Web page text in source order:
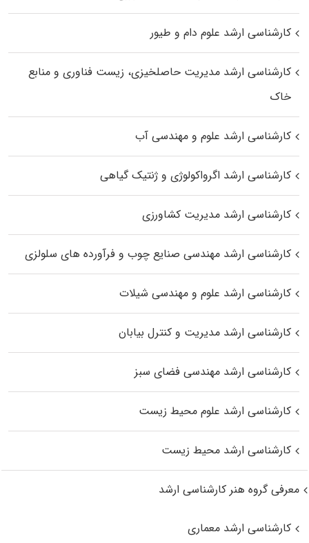
کارشناسی ارشد علوم دام و طیور
کارشناسی ارشد مدیریت حاصلخیزی، زیست فناوری و منابع
خاک
کارشناسی ارشد علوم و مهندسی آب
کارشناسی ارشد اگرواکولوژی و ژنتیک گیاهی
کارشناسی ارشد مدیریت کشاورزی
کارشناسی ارشد مهندسی صنایع چوب و فرآورده‌ های سلولزی
کارشناسی ارشد علوم و مهندسی شیلات
کارشناسی ارشد مدیریت و کنترل بیابان
کارشناسی ارشد مهندسی فضای سبز
کارشناسی ارشد علوم محیط‌ زیست
کارشناسی ارشد محیط زیست
معرفی گروه هنر کارشناسی ارشد
کارشناسی ارشد معماری